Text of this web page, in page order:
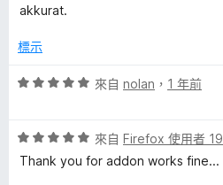
分
滿
5
5
，
分
akkurat.
標示
評
分
，
來自 nolan ， 1 年前
評
價
來自 Firefox 使用者
Thank you for addon works fine...